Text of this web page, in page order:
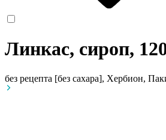
Линкас, сироп,
без рецепта [без сахара], Хербион,